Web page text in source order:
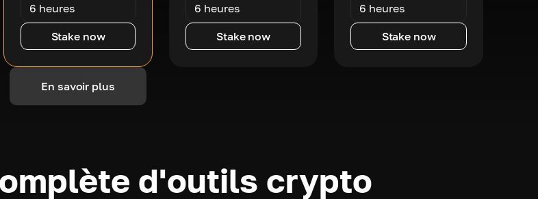
6 heures
Stake now
6 heures
Stake now
6 heures
Stake now
En savoir plus
d'outils crypto